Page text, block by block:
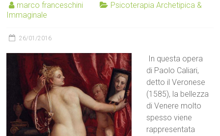
marco franceschini
Psicoterapia Archetipica &
Immaginale
26/01/2016
In questa opera
di Paolo Caliari,
detto il Veronese
(1585), la bellezza
di Venere molto
spesso viene
rappresentata